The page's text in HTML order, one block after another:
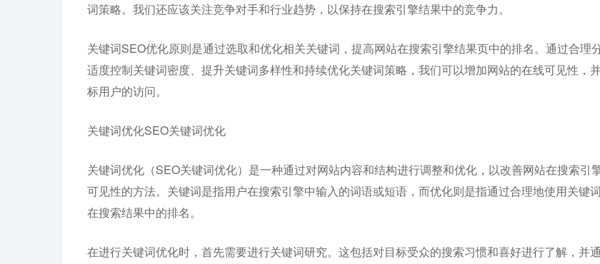
词策略。我们还应该关注竞争对手和行业趋势，以保持在搜索引擎结果中的竞争力。
关键词SEO优化原则是通过选取和优化相关关键词，提高网站在搜索引擎结果页中的排名。通过合理分
适度控制关键词密度、提升关键词多样性和持续优化关键词策略，我们可以增加网站的在线可见性，
标用户的访问。
关键词优化SEO关键词优化
关键词优化（SEO关键词优化）是一种通过对网站内容和结构进行调整和优化，以改善网站在搜索引
可见性的方法。关键词是指用户在搜索引擎中输入的词语或短语，而优化则是指通过合理地使用关键
在搜索结果中的排名。
在进行关键词优化时，首先需要进行关键词研究。这包括对目标受众的搜索习惯和喜好进行了解，并